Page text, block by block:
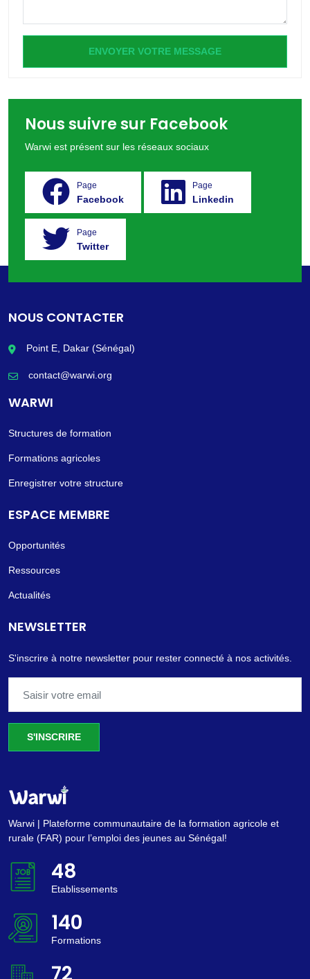
ENVOYER VOTRE MESSAGE
Nous suivre sur Facebook
Warwi est présent sur les réseaux sociaux
Page
Facebook
Page
Linkedin
Page
Twitter
NOUS CONTACTER
Point E, Dakar (Sénégal)
contact@warwi.org
WARWI
Structures de formation
Formations agricoles
Enregistrer votre structure
ESPACE MEMBRE
Opportunités
Ressources
Actualités
NEWSLETTER
S'inscrire à notre newsletter pour rester connecté à nos activités.
S'INSCRIRE
Warwi | Plateforme communautaire de la formation agricole et
rurale (FAR) pour l’emploi des jeunes au Sénégal!
53
Etablissements
154
Formations